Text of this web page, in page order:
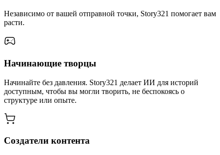
Независимо от вашей отправной точки, Story321 помогает вам
расти.
Начинающие творцы
Начинайте без давления. Story321 делает ИИ для историй
доступным, чтобы вы могли творить, не беспокоясь о
структуре или опыте.
Создатели контента